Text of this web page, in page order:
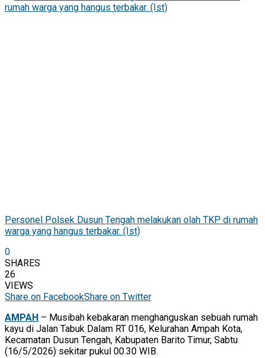
Personel Polsek Dusun Tengah melakukan olah TKP di rumah
warga yang hangus terbakar. (Ist)
0
SHARES
26
VIEWS
Share on FacebookShare on Twitter
AMPAH – Musibah kebakaran menghanguskan sebuah rumah
kayu di Jalan Tabuk Dalam RT 016, Kelurahan Ampah Kota,
Kecamatan Dusun Tengah, Kabupaten Barito Timur, Sabtu
(16/5/2026) sekitar pukul 00.30 WIB.